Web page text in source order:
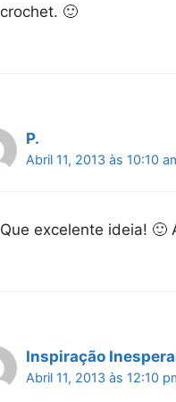
crochet. 🙂
P.
Abril 11, 2013 às 10:10
Que excelente ideia! 🙂
Inspiração
Abril 11, 2013 às 12:10